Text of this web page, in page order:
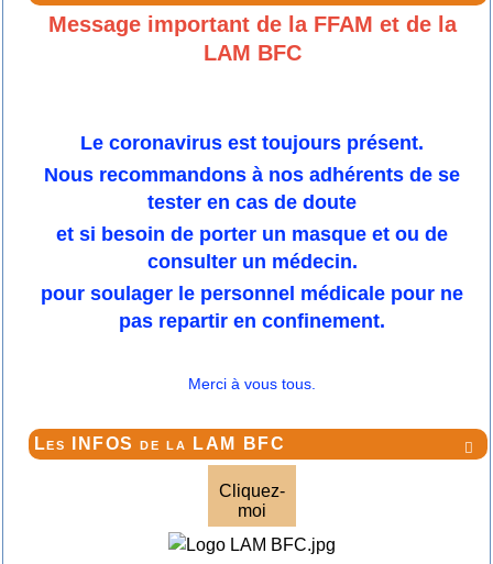
Message important de la FFAM et de la
LAM BFC
Le coronavirus est toujours présent.
Nous recommandons à nos adhérents de se
tester en cas de doute
et si besoin de porter un masque et ou de
consulter un médecin.
pour soulager le personnel médicale pour ne
pas repartir en confinement.
Merci à vous tous.

Les INFOS de la LAM BFC
Cliquez-
moi